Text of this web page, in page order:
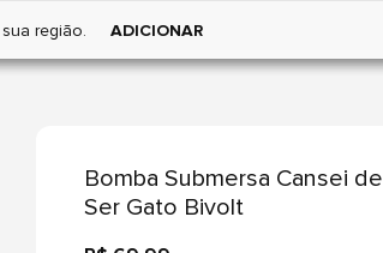
região. ADICIONAR
Bomba Submersa Cansei de
Ser Gato Bivolt